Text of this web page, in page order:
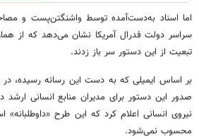
اما اسناد به‌دست‌آمده توسط واشنگتن‌پست و
سراسر دولت فدرال آمریکا نشان می‌دهد که از
تبعیت از این دستور سر باز زدند.
صدور این دستور برای مدیران منابع انسانی ارشد
نیروی انسانی اعلام کرد که این طرح
محسوب نمی‌شود.